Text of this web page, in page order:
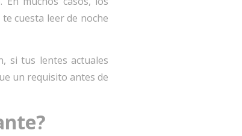
cuesta leer de noche
si tus lentes actuales
un requisito antes de